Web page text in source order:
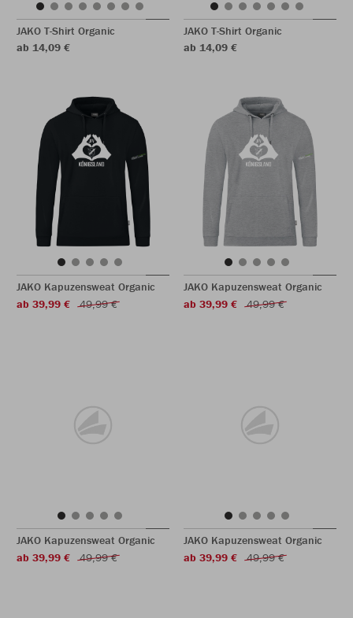
JAKO T-Shirt Organic
ab 14,09 €
JAKO T-Shirt Organic
ab 14,09 €
JAKO Kapuzensweat Organic
ab 39,99 €
49,99 €
JAKO Kapuzensweat Organic
ab 39,99 €
49,99 €
JAKO Kapuzensweat Organic
ab 39,99 €
49,99 €
JAKO Kapuzensweat Organic
ab 39,99 €
49,99 €